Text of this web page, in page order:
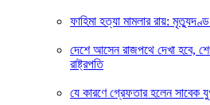
ফাহিমা হত্যা মামলার রায়:
দেশে আসেন রাজপথে দেখা হবে,
রাষ্ট্রপতি
যে কারণে গ্রেফতার হলেন সাবেক